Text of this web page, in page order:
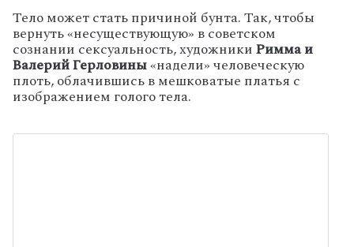
Тело может стать причиной бунта. Так, чтобы
вернуть «несуществующую» в советском
сознании сексуальность, художникиРимма и
Валерий Герловины«надели» человеческую
плоть, облачившись в мешковатые платья с
изображением голого тела.